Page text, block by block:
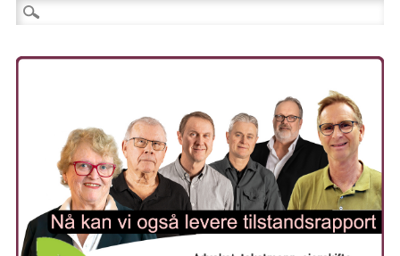
Søk etter: